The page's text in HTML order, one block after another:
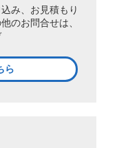
み、 お見積もり
のお問合せは、
ら